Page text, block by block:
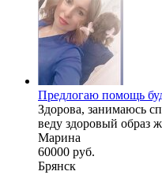
Предлогаю помощь
Здорова, занимаюсь
веду здоровый образ
Марина
60000 руб.
Брянск